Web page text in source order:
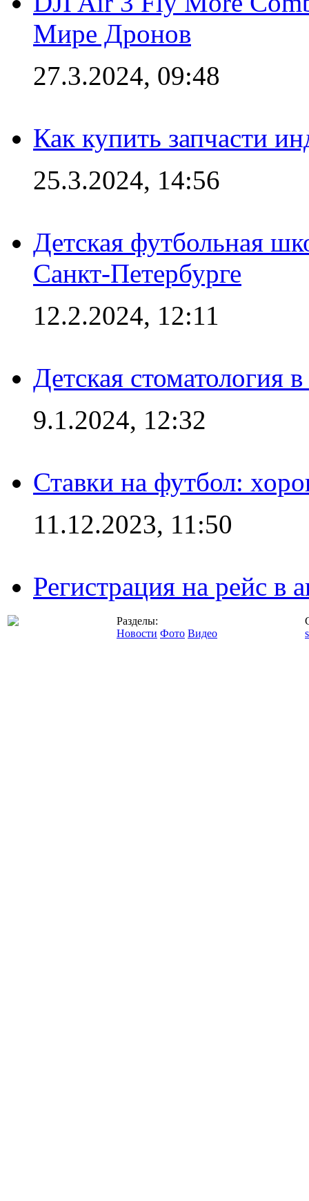
Мире Дронов
27.3.2024, 09:48
Как купить запчасти
25.3.2024, 14:56
Детская футбольная
Санкт-Петербурге
12.2.2024, 12:11
Детская стоматология
9.1.2024, 12:32
Ставки на футбол:
11.12.2023, 11:50
Регистрация на рейс в
Разделы:
Новости Фото Видео